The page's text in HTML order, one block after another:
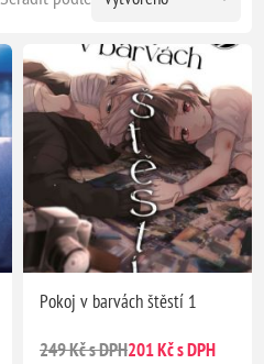
Pokoj v barvách štěstí 1
249 Kč s DPH201 Kč s DPH